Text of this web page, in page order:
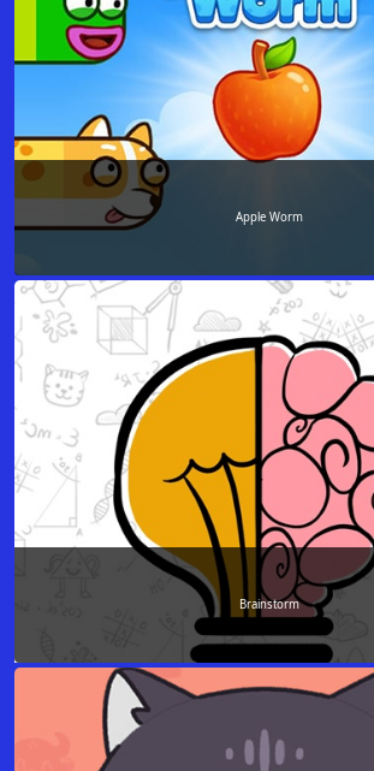
Apple Worm
Brainstorm